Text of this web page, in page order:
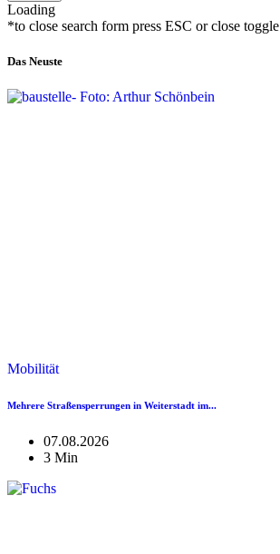
Loading
*to close search form press ESC or close toggle
Das Neuste
Mobilität
Mehrere Straßensperrungen in Weiterstadt im...
07.08.2026
3 Min